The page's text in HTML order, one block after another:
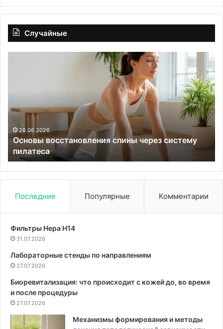
Случайные
пилатеса
28.06.2026
Основы восстановления спины через систему
пилатеса
Последние Популярные Комментарии
Фильтры Hepa Н14
31.07.2026
Лабораторные стенды по направлениям
27.07.2026
Биоревитализация: что происходит с кожей до, во время
и после процедуры
27.07.2026
Механизмы формирования и методы